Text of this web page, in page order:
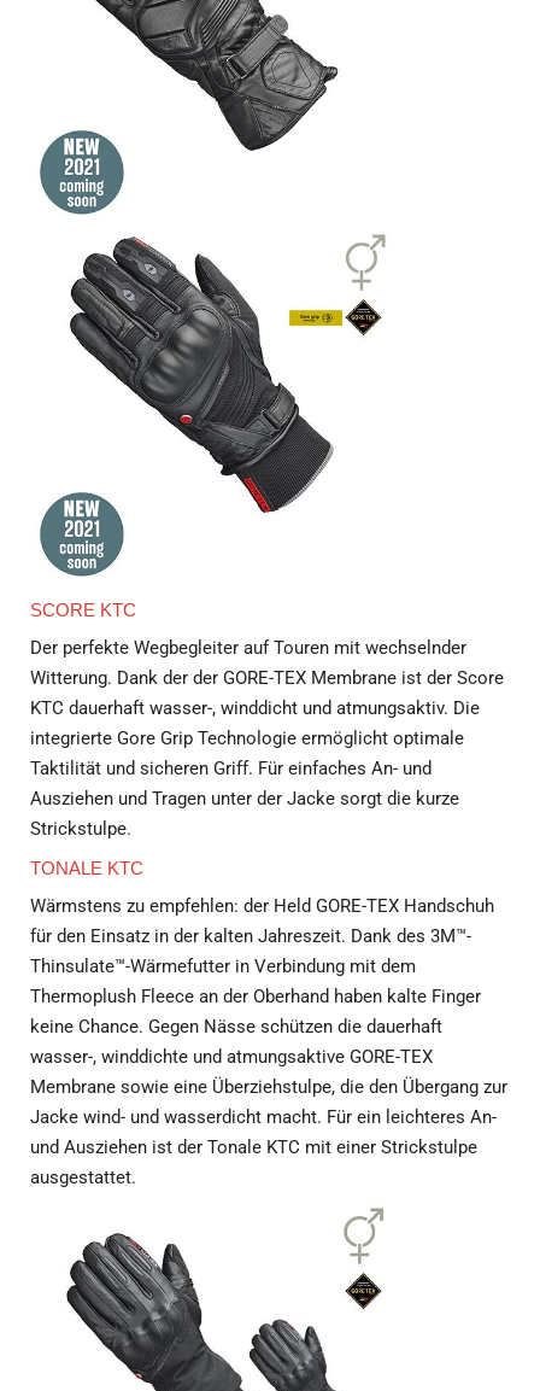
SCORE KTC
Der perfekte Wegbegleiter auf Touren mit wechselnder
Witterung. Dank der der GORE-TEX Membrane ist der Score
KTC dauerhaft wasser-, winddicht und atmungsaktiv. Die
integrierte Gore Grip Technologie ermöglicht optimale
Taktilität und sicheren Griff. Für einfaches An- und
Ausziehen und Tragen unter der Jacke sorgt die kurze
Strickstulpe.
TONALE KTC
Wärmstens zu empfehlen: der Held GORE-TEX Handschuh
für den Einsatz in der kalten Jahreszeit. Dank des 3M™-
Thinsulate™-Wärmefutter in Verbindung mit dem
Thermoplush Fleece an der Oberhand haben kalte Finger
keine Chance. Gegen Nässe schützen die dauerhaft
wasser-, winddichte und atmungsaktive GORE-TEX
Membrane sowie eine Überziehstulpe, die den Übergang zur
Jacke wind- und wasserdicht macht. Für ein leichteres An-
und Ausziehen ist der Tonale KTC mit einer Strickstulpe
ausgestattet.